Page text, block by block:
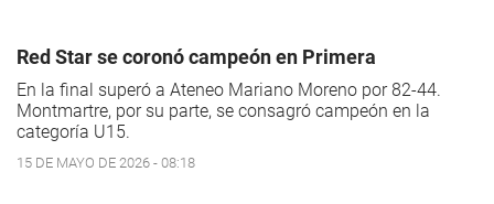
Red Star se coronó campeón en Primera
En la final superó a Ateneo Mariano Moreno por 82-44.
Montmartre, por su parte, se consagró campeón en la
categoría U15.
15 DE MAYO DE 2026 - 08:18